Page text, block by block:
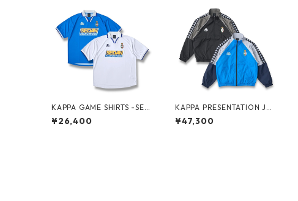
KAPPA GAME SHIRTS -SED
AN ALL-PURPOSE-
¥26,400
KAPPA PRESENTATION JAC
KET -SEDAN ALL-PURPOS
E-
¥47,300